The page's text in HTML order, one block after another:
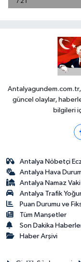
güncel olaylar,
bilgileri
Antalya Nöbetçi
Antalya Hava
Antalya Namaz
Antalya Trafik
Puan Durumu ve
Tüm Manşetler
Son Dakika
Haber Arşivi